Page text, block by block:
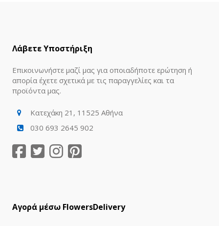
Λάβετε Υποστήριξη
Επικοινωνήστε μαζί μας για οποιαδήποτε ερώτηση ή
απορία έχετε σχετικά με τις παραγγελίες και τα
προϊόντα μας.
Κατεχάκη 21, 11525 Αθήνα
030 693 2645 902
Αγορά μέσω FlowersDelivery